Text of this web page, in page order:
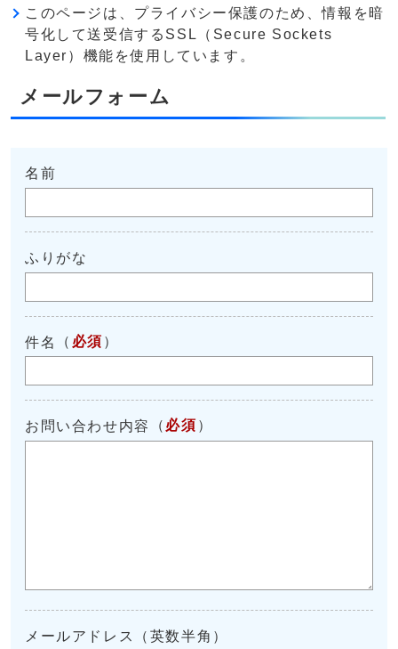
このページは、プライバシー保護のため、情報を暗
号化して送受信するSSL（Secure Sockets
Layer）機能を使用しています。
メールフォーム
名前
ふりがな
件名 （ 必須 ）
お問い合わせ内容 （ 必須 ）
メールアドレス（英数半角）